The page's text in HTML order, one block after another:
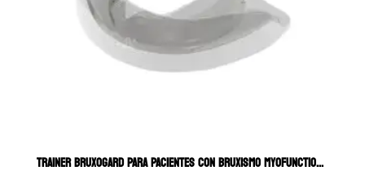
TRAINER BRUXOGARD PARA PACIENTES CON BRUXISMO MYOFUNCTIONAL